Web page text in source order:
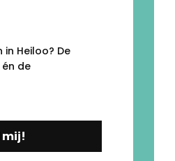
Heiloo? De
de
mij!